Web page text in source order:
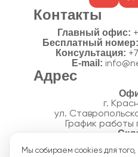
Контакты
Главный офис:
Бесплатный номер:
Консультация:
E-mail:
Адрес
г.
ул.
График работы
п. Новознаменский,
Мы собираем cookies для